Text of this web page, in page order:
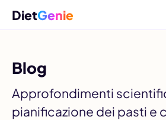
DietGenie
Blog
Approfondimenti
pianificazione dei pasti e